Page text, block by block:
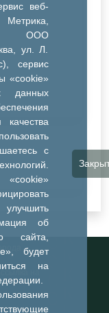
веб-
ООО
ул. Л.
сервис
«cookie»
данных
качества
с
об
сайта,
будет
на
на